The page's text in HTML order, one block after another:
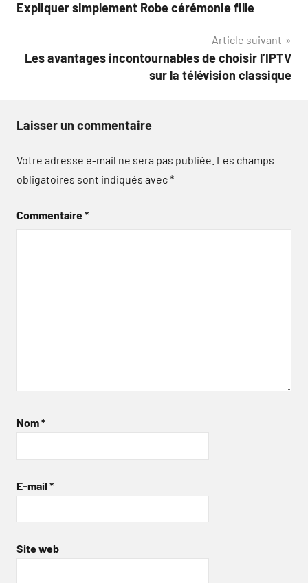
de
Expliquer simplement Robe cérémonie fille
Article suivant
Les avantages incontournables de choisir l’IPTV
sur la télévision classique
Laisser un commentaire
Votre adresse e-mail ne sera pas publiée. Les champs
obligatoires sont indiqués avec*
Commentaire*
Nom*
E-mail *
Site web